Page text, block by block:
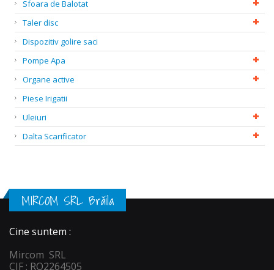
Sfoara de Balotat
Taler disc
Dispozitiv golire saci
Pompe Apa
Organe active
Piese Irigatii
Uleiuri
Dalta Scarificator
MIRCOM SRL Brăila
Cine suntem :
Mircom SRL
CIF : RO2264505